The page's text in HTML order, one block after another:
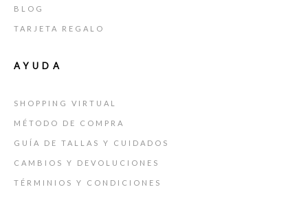
BLOG
TARJETA REGALO
AYUDA
SHOPPING VIRTUAL
MÉTODO DE COMPRA
GUÍA DE TALLAS Y CUIDADOS
CAMBIOS Y DEVOLUCIONES
TÉRMINIOS Y CONDICIONES